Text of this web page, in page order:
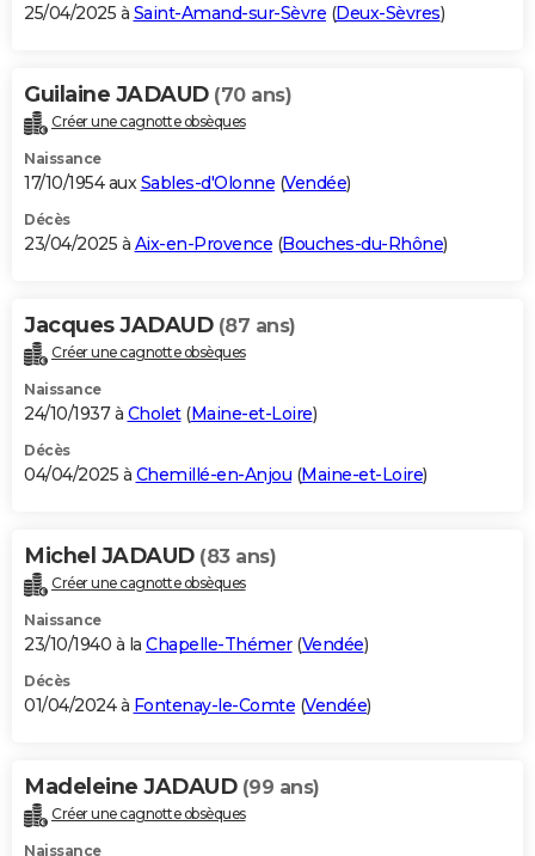
25/04/2025 à Saint-Amand-sur-Sèvre (Deux-Sèvres)
Guilaine JADAUD (70 ans)
Créer une cagnotte obsèques
Naissance
17/10/1954 auxSables-d'Olonne (Vendée)
Décès
23/04/2025 à Aix-en-Provence (Bouches-du-Rhône)
Jacques JADAUD (87 ans)
Créer une cagnotte obsèques
Naissance
24/10/1937 à Cholet(Maine-et-Loire)
Décès
04/04/2025 à Chemillé-en-Anjou (Maine-et-Loire)
Michel JADAUD (83 ans)
Créer une cagnotte obsèques
Naissance
23/10/1940 à la Chapelle-Thémer(Vendée)
Décès
01/04/2024 à Fontenay-le-Comte (Vendée)
Madeleine JADAUD (99 ans)
Créer une cagnotte obsèques
Naissance